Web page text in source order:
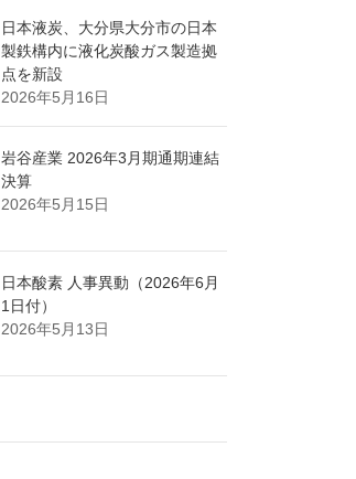
日本液炭、大分県大分市の日本
製鉄構内に液化炭酸ガス製造拠
点を新設
2026年5月16日
岩谷産業 2026年3月期通期連結
決算
2026年5月15日
日本酸素 人事異動（2026年6月
1日付）
2026年5月13日